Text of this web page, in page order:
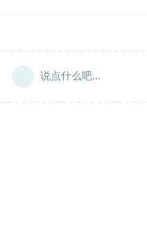
说点什么吧...